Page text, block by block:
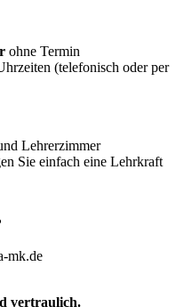
ohne Termin
(telefonisch oder per
Lehrerzimmer
Sie einfach eine Lehrkraft
mk.de
vertraulich.